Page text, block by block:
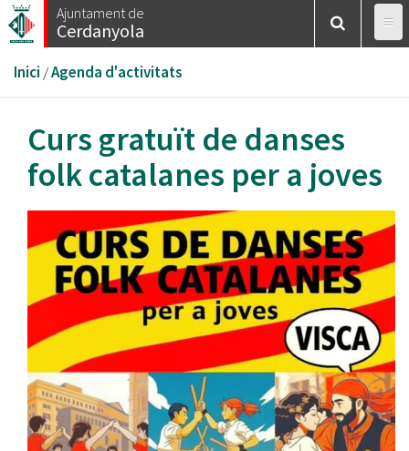
Vés
al
Ajuntament de
Cerdanyola
Esteu
aquí
Inici /Agenda d'activitats
Curs gratuït de danses
folk catalanes per a joves